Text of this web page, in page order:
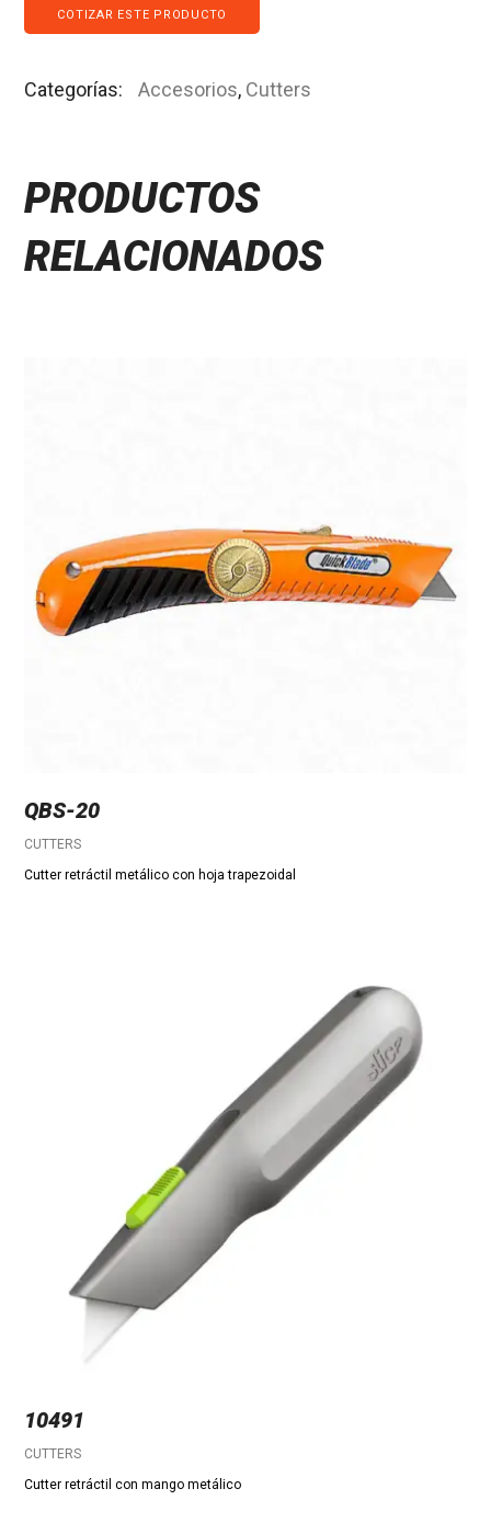
COTIZAR ESTE PRODUCTO
Categorías: Accesorios, Cutters
PRODUCTOS
RELACIONADOS
QBS-20
CUTTERS
Cutter retráctil metálico con hoja trapezoidal
10491
CUTTERS
Cutter retráctil con mango metálico